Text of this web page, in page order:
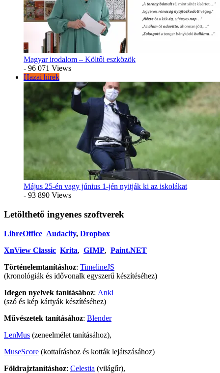
Magyar irodalom – Költői eszközök
- 96 071 Views
Hazai hírek
Május 25-én vagy június 1-jén nyitják ki az iskolákat
- 93 890 Views
Letölthető ingyenes szoftverek
LibreOffice Audacity, Dropbox
XnView Classic Krita, GIMP, Paint.NET
Történelemtanításhoz: TimelineJS
(kronológiák és idővonalk egyszerű készítéséhez)
Idegen nyelvek tanításához: Anki
(szó és kép kártyák készítéséhez)
Művészetek tanításához: Blender
LenMus (zeneelmélet tanításához),
MuseScore (kottaíráshoz és kották lejátszásához)
Földrajztanításhoz: Celestia (világűr),